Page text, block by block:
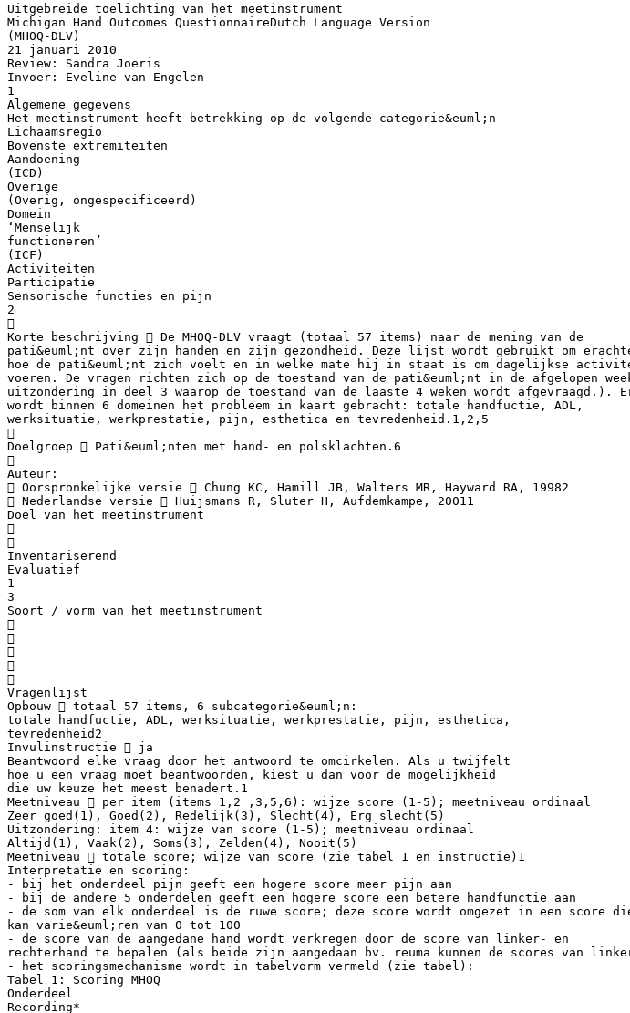
Uitgebreide toelichting van het meetinstrument
Michigan Hand Outcomes QuestionnaireDutch Language Version
(MHOQ-DLV)
21 januari 2010
Review: Sandra Joeris
Invoer: Eveline van Engelen
1
Algemene gegevens
Het meetinstrument heeft betrekking op de volgende categorie&euml;n
Lichaamsregio
Bovenste extremiteiten
Aandoening
(ICD)
Overige
(Overig, ongespecificeerd)
Domein
‘Menselijk
functioneren’
(ICF)
Activiteiten
Participatie
Sensorische functies en pijn
2

Korte beschrijving  De MHOQ-DLV vraagt (totaal 57 items) naar de mening van de
pati&euml;nt over zijn handen en zijn gezondheid. Deze lijst wordt gebruikt om
hoe de pati&euml;nt zich voelt en in welke mate hij in staat is om dagelijkse
voeren. De vragen richten zich op de toestand van de pati&euml;nt in de afgelopen
uitzondering in deel 3 waarop de toestand van de laaste 4 weken wordt afgevraagd.).
wordt binnen 6 domeinen het probleem in kaart gebracht: totale handfuctie, ADL,
werksituatie, werkprestatie, pijn, esthetica en tevredenheid.1,2,5

Doelgroep  Pati&euml;nten met hand- en polsklachten.6

Auteur:
 Oorspronkelijke versie  Chung KC, Hamill JB, Walters MR, Hayward RA, 19982
 Nederlandse versie  Huijsmans R, Sluter H, Aufdemkampe, 20011
Doel van het meetinstrument


Inventariserend
Evaluatief
1
3
Soort / vorm van het meetinstrument





Vragenlijst
Opbouw  totaal 57 items, 6 subcategorie&euml;n:
totale handfuctie, ADL, werksituatie, werkprestatie, pijn, esthetica,
tevredenheid2
Invulinstructie  ja
Beantwoord elke vraag door het antwoord te omcirkelen. Als u twijfelt
hoe u een vraag moet beantwoorden, kiest u dan voor de mogelijkheid
die uw keuze het meest benadert.1
Meetniveau  per item (items 1,2 ,3,5,6): wijze score (1-5); meetniveau ordinaal
Zeer goed(1), Goed(2), Redelijk(3), Slecht(4), Erg slecht(5)
Uitzondering: item 4: wijze van score (1-5); meetniveau ordinaal
Altijd(1), Vaak(2), Soms(3), Zelden(4), Nooit(5)
Meetniveau  totale score; wijze van score (zie tabel 1 en instructie)1
Interpretatie en scoring:
- bij het onderdeel pijn geeft een hogere score meer pijn aan
- bij de andere 5 onderdelen geeft een hogere score een betere handfunctie aan
- de som van elk onderdeel is de ruwe score; deze score wordt omgezet in een score
kan varie&euml;ren van 0 tot 100
- de score van de aangedane hand wordt verkregen door de score van linker- en
rechterhand te bepalen (als beide zijn aangedaan bv. reuma kunnen de scores van
- het scoringsmechanisme wordt in tabelvorm vermeld (zie tabel):
Tabel 1: Scoring MHOQ
Onderdeel
Recording*